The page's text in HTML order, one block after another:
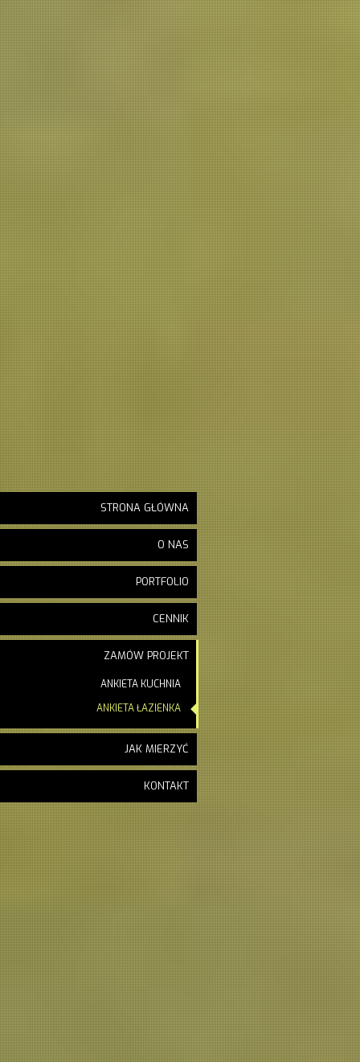
STRONA GŁÓWNA
O NAS
PORTFOLIO
CENNIK
ZAMÓW PROJEKT
ANKIETA KUCHNIA
ANKIETA ŁAZIENKA
JAK MIERZYĆ
KONTAKT